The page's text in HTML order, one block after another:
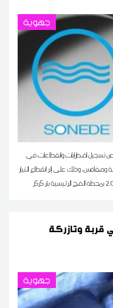
جهوية
عن تسجيل اضطرابات وانقطاعات في
وصفاقس، وذلك على إثر انقطاع التيار
قربة وتازركة
جهوية